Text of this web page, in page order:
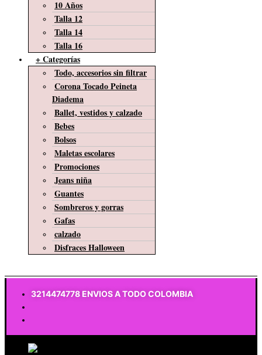
10 Años
Talla 12
Talla 14
Talla 16
+ Categorías
Todo, accesorios sin filtrar
Corona Tocado Peineta
Diadema
Ballet, vestidos y calzado
Bebes
Bolsos
Maletas escolares
Promociones
Jeans niña
Guantes
Sombreros y gorras
Gafas
calzado
Disfraces Halloween
3214474778 ENVIOS A TODO COLOMBIA